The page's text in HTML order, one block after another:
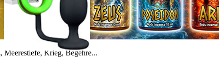
Meerestiefe, Krieg, Begehre...